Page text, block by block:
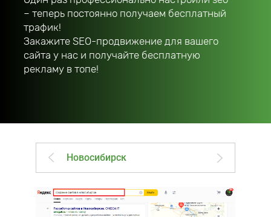
– теперь постоянно получаем бесплатный
трафик!
Закажите SEO-продвижение для вашего
сайта у нас и получайте бесплатную
рекламу в топе!
Новосибирск